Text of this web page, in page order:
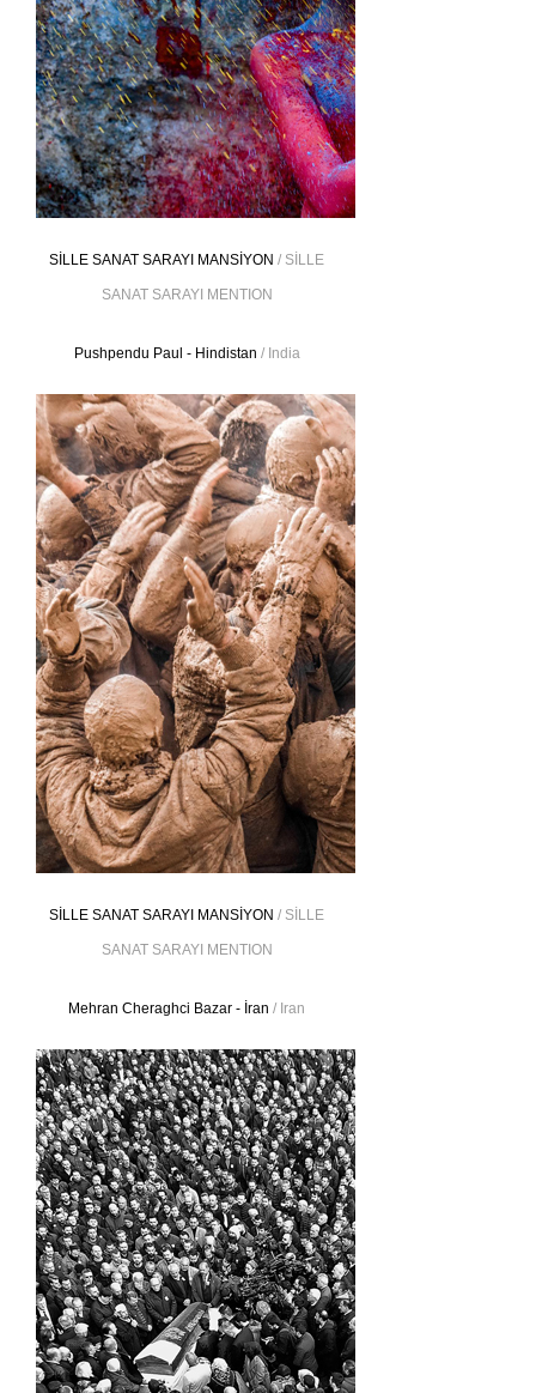
SİLLE SANAT SARAYI MANSİYON / SİLLE
SANAT SARAYI MENTION
Pushpendu Paul - Hindistan / India
SİLLE SANAT SARAYI MANSİYON / SİLLE
SANAT SARAYI MENTION
Mehran Cheraghci Bazar - İran / Iran